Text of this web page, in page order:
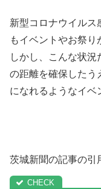
新型コロナウイルス
もイベントやお祭り
しかし、こんな状
の距離を確保したう
になれるようなイベ
茨城新聞の記事の引